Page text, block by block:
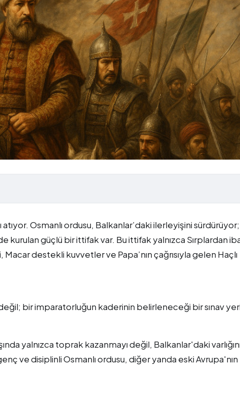
atıyor. Osmanlı ordusu, Balkanlar’daki ilerleyişini sürdürüyor;
kurulan güçlü bir ittifak var. Bu ittifak yalnızca Sırplardan
destekli kuvvetler ve Papa’nın çağrısıyla gelen Haçlı
değil; bir imparatorluğun kaderinin belirleneceği bir sınav
yalnızca toprak kazanmayı değil, Balkanlar'daki
ve disiplinli Osmanlı ordusu, diğer yanda eski Avrupa'nın